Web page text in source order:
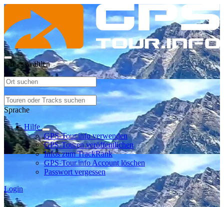
Ort auswählen
Sprache
Hilfe
GPS-Tour.info verwenden
GPS-Touren veröffentlichen
Infos zum TrackRank
GPS-Tour.info Account löschen
Passwort vergessen
Login